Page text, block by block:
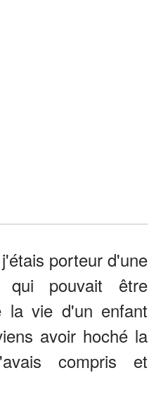
porteur d'une
qui pouvait être
la vie d'un enfant
avoir hoché la
compris et